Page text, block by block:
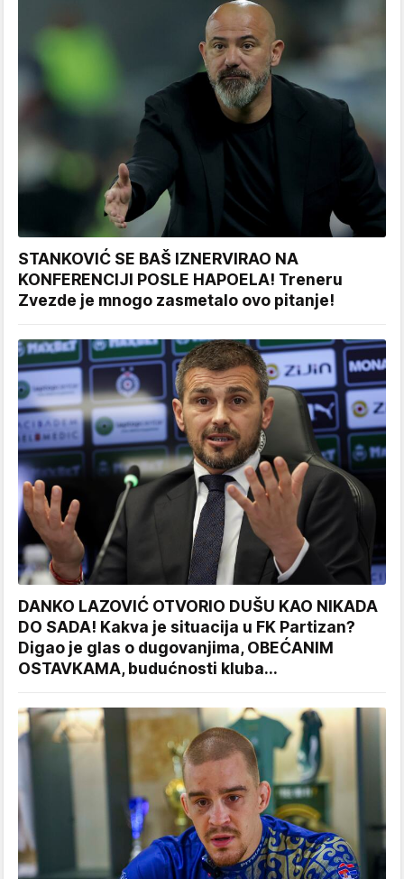
STANKOVIĆ SE BAŠ IZNERVIRAO NA
KONFERENCIJI POSLE HAPOELA! Treneru
Zvezde je mnogo zasmetalo ovo pitanje!
DANKO LAZOVIĆ OTVORIO DUŠU KAO NIKADA
DO SADA! Kakva je situacija u FK Partizan?
Digao je glas o dugovanjima, OBEĆANIM
OSTAVKAMA, budućnosti kluba...